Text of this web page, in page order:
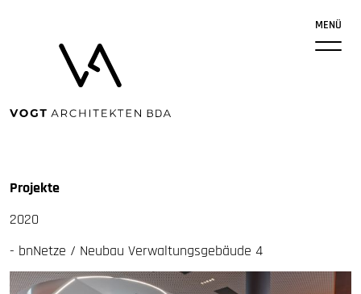
MENÜ
Projekte
2020
- bnNetze / Neubau Verwaltungsgebäude 4